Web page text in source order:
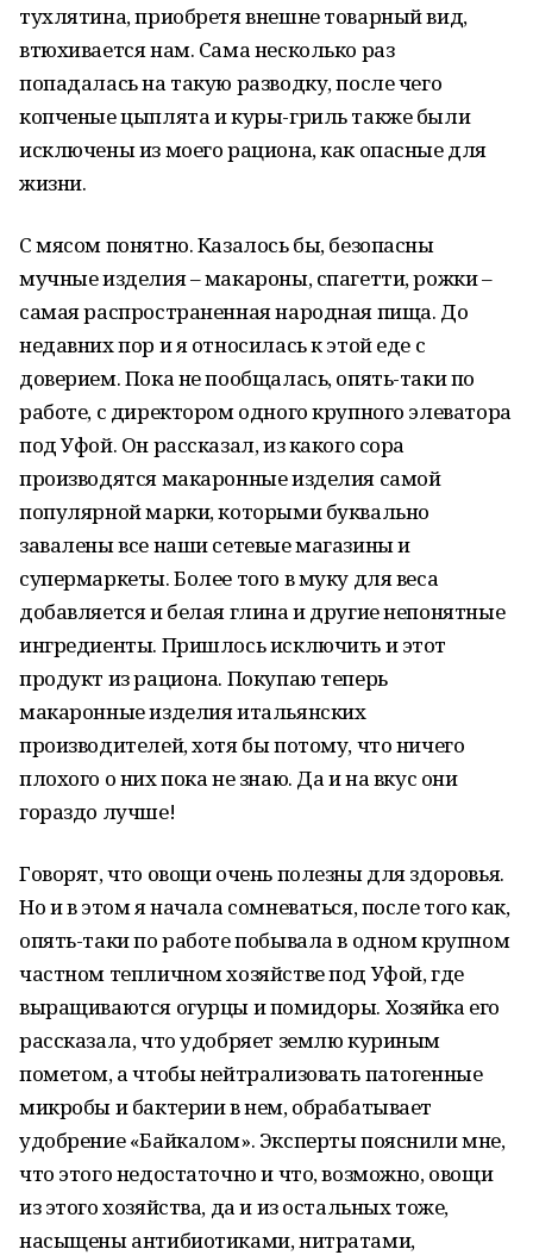
тухлятина, приобретя внешне товарный вид,
втюхивается нам. Сама несколько раз
попадалась на такую разводку, после чего
копченые цыплята и куры-гриль также были
исключены из моего рациона, как опасные для
жизни.
С мясом понятно. Казалось бы, безопасны
мучные изделия – макароны, спагетти, рожки –
самая распространенная народная пища. До
недавних пор и я относилась к этой еде с
доверием. Пока не пообщалась, опять-таки по
работе, с директором одного крупного элеватора
под Уфой. Он рассказал, из какого сора
производятся макаронные изделия самой
популярной марки, которыми буквально
завалены все наши сетевые магазины и
супермаркеты. Более того в муку для веса
добавляется и белая глина и другие непонятные
ингредиенты. Пришлось исключить и этот
продукт из рациона. Покупаю теперь
макаронные изделия итальянских
производителей, хотя бы потому, что ничего
плохого о них пока не знаю. Да и на вкус они
гораздо лучше!
Говорят, что овощи очень полезны для здоровья.
Но и в этом я начала сомневаться, после того как,
опять-таки по работе побывала в одном крупном
частном тепличном хозяйстве под Уфой, где
выращиваются огурцы и помидоры. Хозяйка его
рассказала, что удобряет землю куриным
пометом, а чтобы нейтрализовать патогенные
микробы и бактерии в нем, обрабатывает
удобрение «Байкалом». Эксперты пояснили мне,
что этого недостаточно и что, возможно, овощи
из этого хозяйства, да и из остальных тоже,
насыщены антибиотиками, нитратами,